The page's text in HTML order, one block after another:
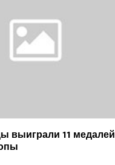
выиграли 11 медалей